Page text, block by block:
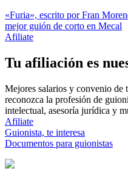
«Furia», escrito por Fran
mejor guión de corto en Mecal
Afiliate
Tu afiliación es
Mejores salarios y convenio
reconozca la profesión de
intelectual, asesoría jurídica y
Afiliate
Guionista, te interesa
Documentos para guionistas